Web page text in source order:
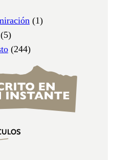
(1)
(5)
(244)